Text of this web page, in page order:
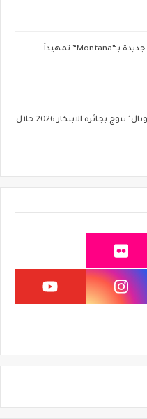
كليل يفتح صفحة فنية جديدة بـ“Montana” تمهيداً
فيليب موريس إنترناشيونال" تتوج بجائزة الابتكار 2026 خلال